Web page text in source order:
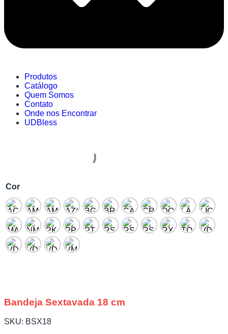
Produtos
Catálogo
Quem Somos
Contato
Onde nos Encontrar
UDBless
Cor
Bandeja Sextavada 18 cm
SKU: BSX18